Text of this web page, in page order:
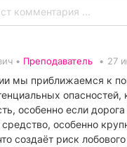
• Преподаватель • 27
мы приближаемся к
особенно если
средство, особенно
создаёт риск